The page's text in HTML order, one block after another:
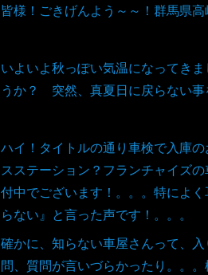
皆様！ごきげんよう～～！群馬県
いよいよ秋っぽい気温になってき
うか？ 突然、真夏日に戻らない事
ハイ！タイトルの通り車検で入庫
スステーション？フランチャイズ
付中でございます！。。。特によ
らない』と言った声です！。。。
確かに、知らない車屋さんって、
問、質問が言いづらかったり。。